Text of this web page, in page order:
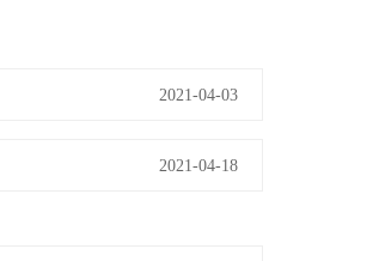
2021-04-03
2021-04-18